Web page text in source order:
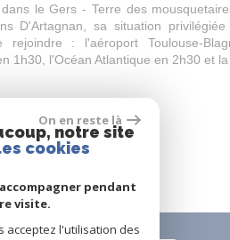
le Gers - Terre des
D'Artagnan, sa situation
rejoindre : l'aéroport Toulouse-
1h30, l'Océan Atlantique en 2h30 et la
On en reste là
notre site
cookies
pendant
visite.
acceptez l'utilisation des